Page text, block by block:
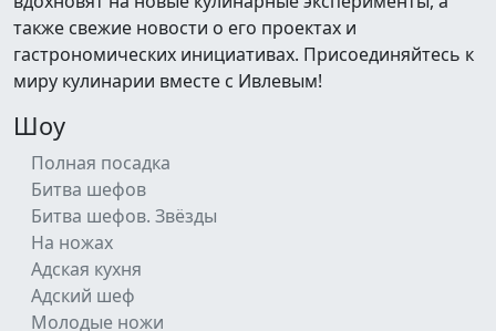
также свежие новости о его проектах и
гастрономических инициативах. Присоединяйтесь к
миру кулинарии вместе с Ивлевым!
Шоу
Полная посадка
Битва шефов
Битва шефов. Звёзды
На ножах
Адская кухня
Адский шеф
Молодые ножи